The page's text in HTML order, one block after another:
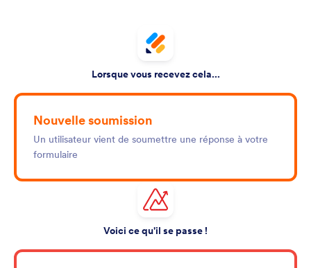
Lorsque vous recevez cela...
Nouvelle soumission
Un utilisateur vient de soumettre une réponse à votre
formulaire
Voici ce qu'il se passe !